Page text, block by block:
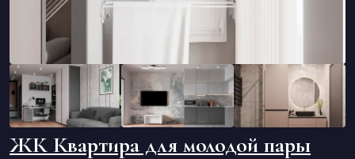
ЖК Квартира для молодой пары